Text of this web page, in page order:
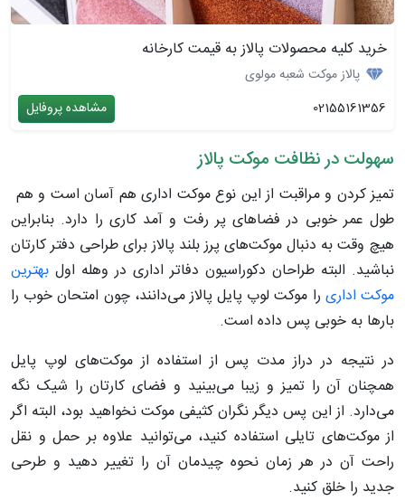
خرید کلیه محصولات پالاز به قیمت کارخانه
پالاز موکت شعبه مولوی
02155161356
مشاهده پروفایل
سهولت در نظافت موکت پالاز
تمیز کردن و مراقبت از این نوع موکت اداری هم آسان است و هم
طول عمر خوبی در فضاهای پر رفت و آمد کاری را دارد. بنابراین
هیچ وقت به دنبال موکت‌های پرز بلند پالاز برای طراحی دفتر کارتان
نباشید. البته طراحان دکوراسیون دفاتر اداری در وهله اول بهترین
موکت اداری را موکت لوپ پایل پالاز می‌دانند، چون امتحان خوب را
بارها به خوبی پس داده است.
در نتیجه در دراز مدت پس از استفاده از موکت‌های لوپ پایل
همچنان آن را تمیز و زیبا می‌بینید و فضای کارتان را شیک نگه
می‌دارد. از این پس دیگر نگران کثیفی موکت نخواهید بود، البته اگر
از موکت‌های تایلی استفاده کنید، می‌توانید علاوه بر حمل و نقل
راحت آن در هر زمان نحوه چیدمان آن را تغییر دهید و طرحی
جدید را خلق کنید.